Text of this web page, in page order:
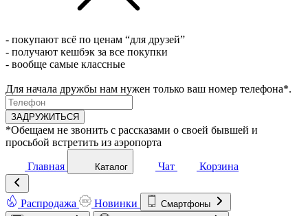
- покупают всё по ценам “для друзей”
- получают кешбэк за все покупки
- вообще самые классные
Для начала дружбы нам нужен только ваш номер телефона*.
ЗАДРУЖИТЬСЯ
*Обещаем не звонить с рассказами о своей бывшей и
просьбой встретить из аэропорта
Главная Каталог Чат Корзина
Распродажа Новинки
Смартфоны